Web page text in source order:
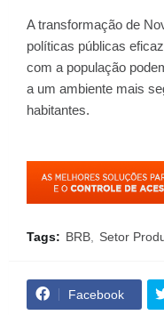
A transformação de
políticas públicas
com a população
a um ambiente mais
habitantes.
Tags: BRB Setor
Facebook